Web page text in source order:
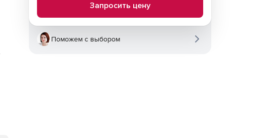
Запросить цену
Поможем с выбором